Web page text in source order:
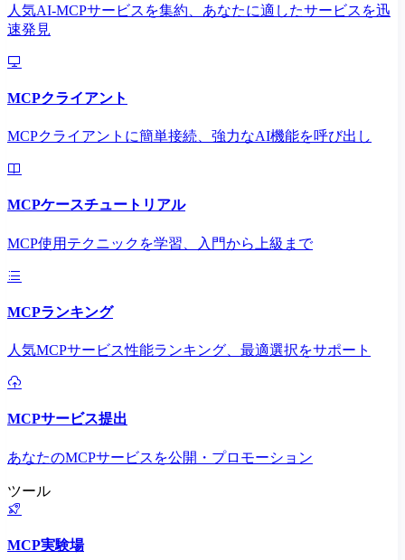
人気AI-MCPサービスを集約、あなたに適したサービスを迅
速発見
MCPクライアント
MCPクライアントに簡単接続、強力なAI機能を呼び出し
MCPケースチュートリアル
MCP使用テクニックを学習、入門から上級まで
MCPランキング
人気MCPサービス性能ランキング、最適選択をサポート
MCPサービス提出
あなたのMCPサービスを公開・プロモーション
ツール
MCP実験場